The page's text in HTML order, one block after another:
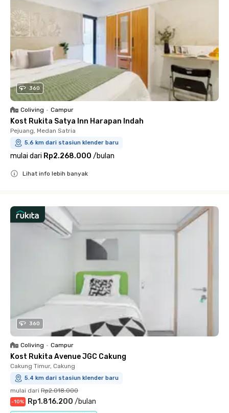
360
Coliving • Campur
Kost Rukita Satya Inn Harapan Indah
Pejuang, Medan Satria
5.6 km dari stasiun klender baru
mulai dari Rp2.268.000 /bulan
Lihat info lebih banyak
360
Coliving • Campur
Kost Rukita Avenue JGC Cakung
Cakung Timur, Cakung
5.4 km dari stasiun klender baru
mulai dari Rp2.018.000
-10% Rp1.816.200 /bulan